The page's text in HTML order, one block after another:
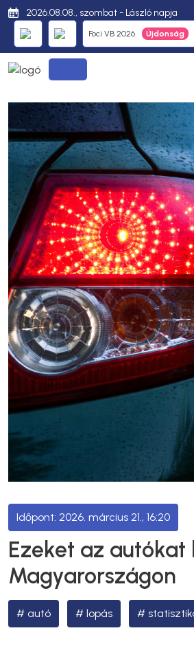
2026.08.08., szombat - László napja
Foci VB 2026
2026. március 21., 16:20
Ezeket az autókat
Magyarországon
autó lopás